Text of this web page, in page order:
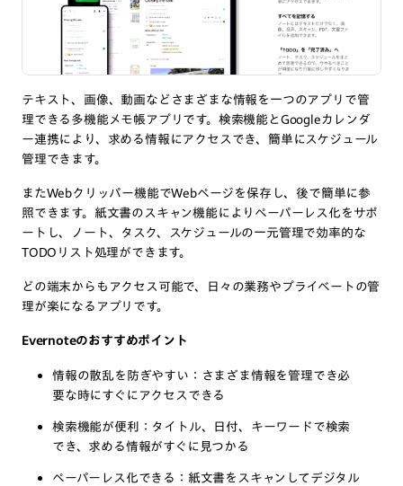
テキスト、画像、動画などさまざまな情報を一つのアプリで管
理できる多機能メモ帳アプリです。検索機能とGoogleカレンダ
ー連携により、求める情報にアクセスでき、簡単にスケジュール
管理できます。
またWebクリッパー機能でWebページを保存し、後で簡単に参
照できます。紙文書のスキャン機能によりペーパーレス化をサポ
ートし、ノート、タスク、スケジュールの一元管理で効率的な
TODOリスト処理ができます。
どの端末からもアクセス可能で、日々の業務やプライベートの管
理が楽になるアプリです。
Evernoteのおすすめポイント
情報の散乱を防ぎやすい：さまざま情報を管理でき必
要な時にすぐにアクセスできる
検索機能が便利：タイトル、日付、キーワードで検索
でき、求める情報がすぐに見つかる
ペーパーレス化できる：紙文書をスキャンしてデジタル